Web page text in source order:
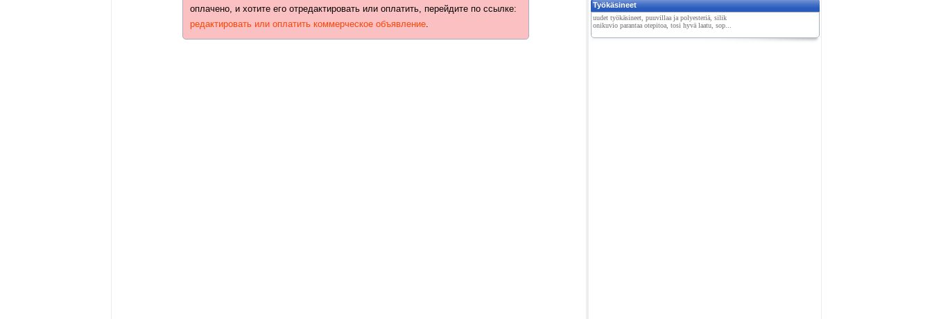
оплачено, и хотите его отредактировать или оплатить, перейдите по ссылке:
редактировать или оплатить коммерческое объявление.
Työkäsineet
uudet työkäsineet, puuvillaa ja polyesteriä, silik
onikuvio parantaa otepitoa, tosi hyvä laatu, sop...